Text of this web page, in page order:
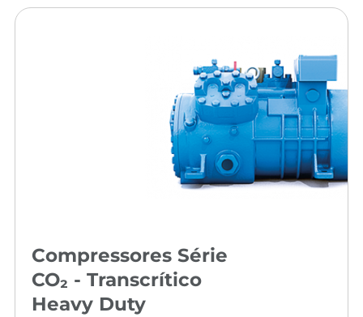
Compressores Série
CO₂ - Transcrítico
Heavy Duty